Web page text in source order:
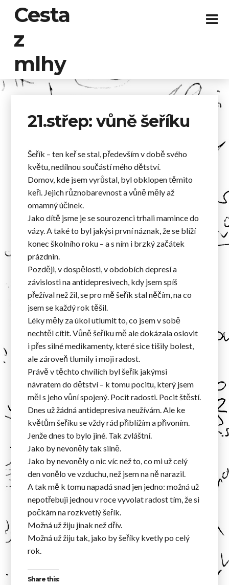
Cesta
z
mlhy
21.střep: vůně šeříku
Šeřík – ten keř se stal, především v době svého
květu, nedílnou součástí mého dětství.
Domov, kde jsem vyrůstal, byl obklopen těmito
keři. Jejich různobarevnost a vůně měly až
omamný účinek.
Jako dítě jsme je se sourozenci trhali mamince do
vázy. A také to byl jakýsi první náznak, že se blíží
konec školního roku – a s ním i brzký začátek
prázdnin.
Později, v dospělosti, v obdobích depresí a
závislosti na antidepresivech, kdy jsem spíš
přežíval než žil, se pro mě šeřík stal něčím, na co
jsem se každý rok těšil.
Léky měly za úkol utlumit to, co jsem v sobě
nechtěl cítit. Vůně šeříku mě ale dokázala oslovit
i přes silné medikamenty, které sice tišily bolest,
ale zároveň tlumily i moji radost.
Právě v těchto chvílích byl šeřík jakýmsi
návratem do dětství – k tomu pocitu, který jsem
měl s jeho vůní spojený. Pocit radosti. Pocit štěstí.
Dnes už žádná antidepresiva neužívám. Ale ke
květům šeříku se vždy rád přiblížím a přivoním.
Jenže dnes to bylo jiné. Tak zvláštní.
Jako by nevoněly tak silně.
Jako by nevoněly o nic víc než to, co mi už celý
den vonělo ve vzduchu, než jsem na ně narazil.
A tak mě k tomu napadá snad jen jedno: možná už
nepotřebuji jednou v roce vyvolat radost tím, že si
počkám na rozkvetlý šeřík.
Možná už žiju jinak než dřív.
Možná už žiju tak, jako by šeříky kvetly po celý
rok.
Share this: